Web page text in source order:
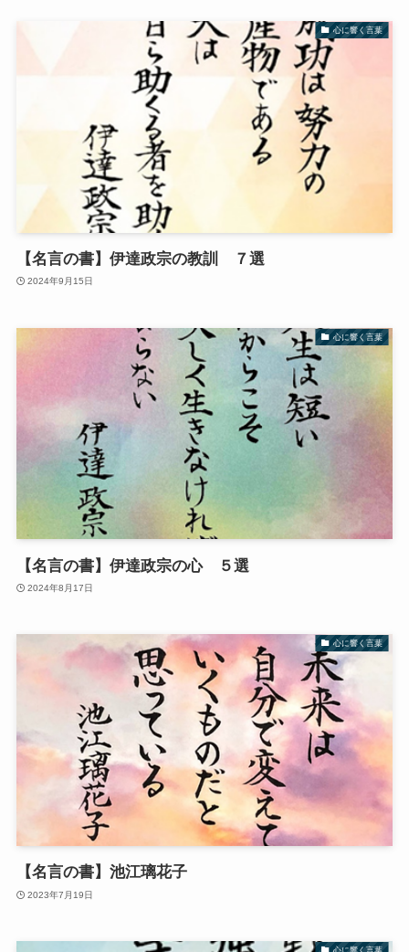
心に響く言葉
【名言の書】伊達政宗の教訓 ７選
2024年9月15日
心に響く言葉
【名言の書】伊達政宗の心 ５選
2024年8月17日
心に響く言葉
【名言の書】池江璃花子
2023年7月19日
心に響く言葉